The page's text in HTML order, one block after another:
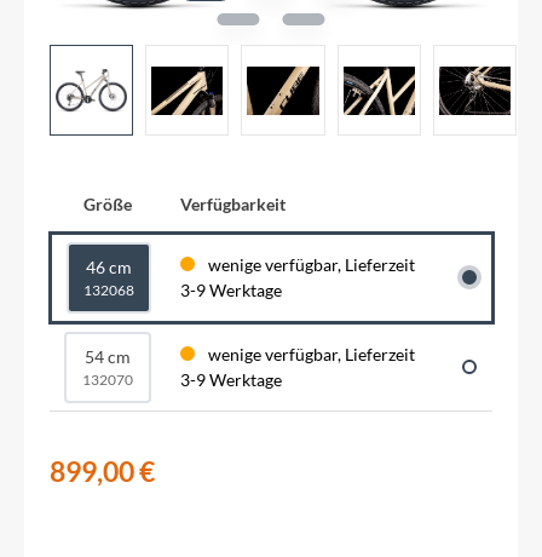
Größe Verfügbarkeit
46 cm
132068
wenige verfügbar, Lieferzeit
3-9 Werktage
54 cm
132070
wenige verfügbar, Lieferzeit
3-9 Werktage
899,00 €